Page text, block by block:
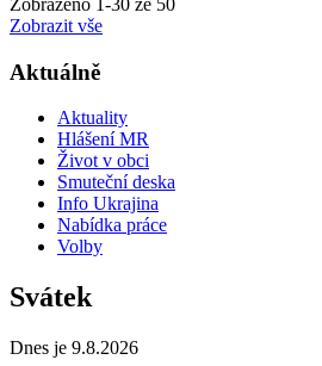
Zobrazeno -30 ze 50
Zobrazit vše
Aktuálně
Aktuality
Hlášení MR
Život v obci
Smuteční deska
Info Ukrajina
Nabídka práce
Volby
Svátek
Dnes je 9.8.2026